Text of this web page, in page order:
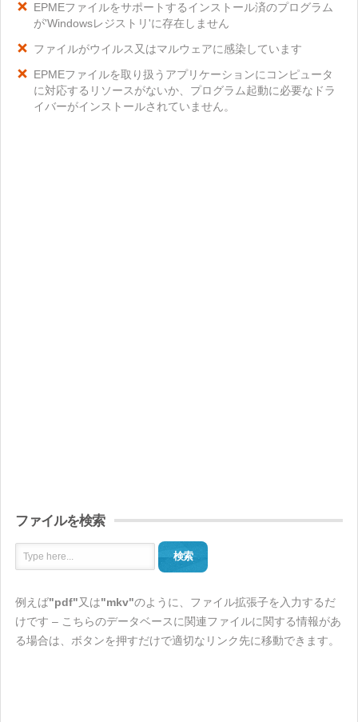
EPMEファイルをサポートするインストール済のプログラム
が'Windowsレジストリ'に存在しません
ファイルがウイルス又はマルウェアに感染しています
EPMEファイルを取り扱うアプリケーションにコンピュータ
に対応するリソースがないか、プログラム起動に必要なドラ
イバーがインストールされていません。
ファイルを検索
検索
例えば"pdf"又は"mkv"のように、ファイル拡張子を入力するだ
けです – こちらのデータベースに関連ファイルに関する情報があ
る場合は、ボタンを押すだけで適切なリンク先に移動できます。